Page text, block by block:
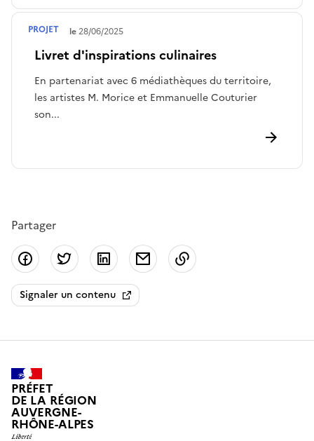
Livret d'inspirations culinaires
En partenariat avec 6 médiathèques du territoire,
les artistes M. Morice et Emmanuelle Couturier
son...
Terminé le28/06/2025
PROJET
Partager
Partager sur Facebook
Partager sur Twitter
Partager sur LinkedIn
Partager par email
Signaler un contenu
PRÉFET
DE LA RÉGION
AUVERGNE-
RHÔNE-ALPES